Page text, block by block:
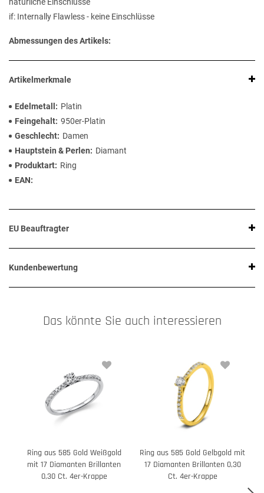
natürliche Einschlüsse
if: Internally Flawless - keine Einschlüsse
Abmessungen des Artikels:
Artikelmerkmale
Edelmetall
Platin
Feingehalt 950er-Platin
Geschlecht
Damen
Hauptstein & Perlen
Diamant
Produktart
Ring
EAN
EU Beauftragter
Kundenbewertung
Das könnte Sie auch interessieren
Ring aus 585 Gold Weißgold
mit 17 Diamanten Brillanten
0,30 Ct. 4er-Krappe
Ring aus 585 Gold Gelbgold mit
17 Diamanten Brillanten 0,30
Ct. 4er-Krappe